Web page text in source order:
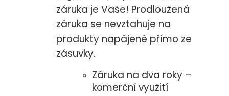
záruka je Vaše! Prodloužená
záruka se nevztahuje na
produkty napájené přímo ze
zásuvky.
Záruka na dva roky –
komerční využití